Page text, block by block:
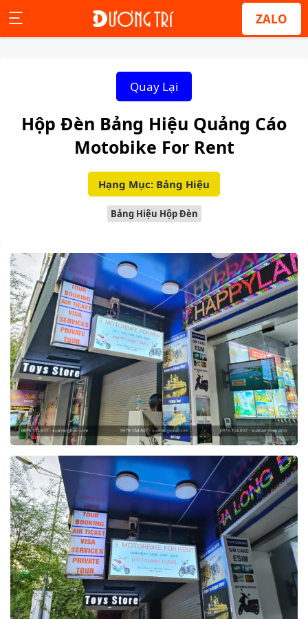
ZALO
Quay Lại
Hộp Đèn Bảng Hiệu Quảng Cáo
Motobike For Rent
Hạng Mục: Bảng Hiệu
Bảng Hiệu Hộp Đèn